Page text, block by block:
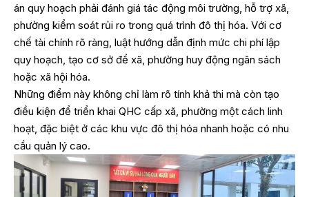
án quy hoạch phải đánh giá tác động môi trường, hỗ trợ xã,
phường kiểm soát rủi ro trong quá trình đô thị hóa. Với cơ
chế tài chính rõ ràng, luật hướng dẫn định mức chi phí lập
quy hoạch, tạo cơ sở để xã, phường huy động ngân sách
hoặc xã hội hóa.
Những điểm này không chỉ làm rõ tính khả thi mà còn tạo
điều kiện để triển khai QHC cấp xã, phường một cách linh
hoạt, đặc biệt ở các khu vực đô thị hóa nhanh hoặc có nhu
cầu quản lý cao.